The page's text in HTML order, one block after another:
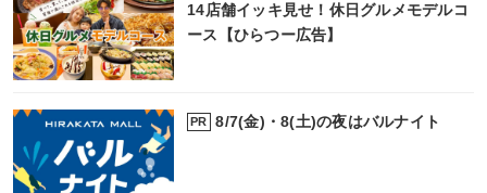
14店舗イッキ見せ！休日グルメモデルコ
ース【ひらつー広告】
PR 8/7(金)・8(土)の夜はバルナイト